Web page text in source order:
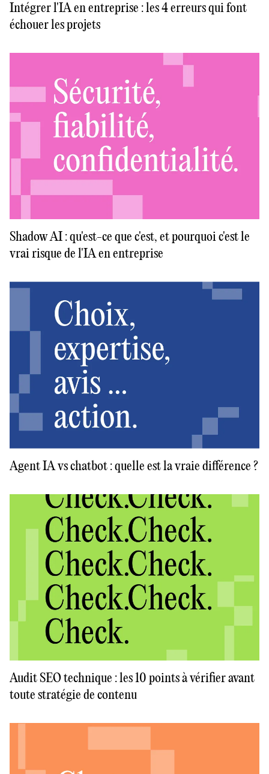
Intégrer l'IA en entreprise : les 4 erreurs qui font
échouer les projets
Shadow AI : qu'est-ce que c'est, et pourquoi c'est le
vrai risque de l'IA en entreprise
Agent IA vs chatbot : quelle est la vraie différence ?
Audit SEO technique : les 10 points à vérifier avant
toute stratégie de contenu